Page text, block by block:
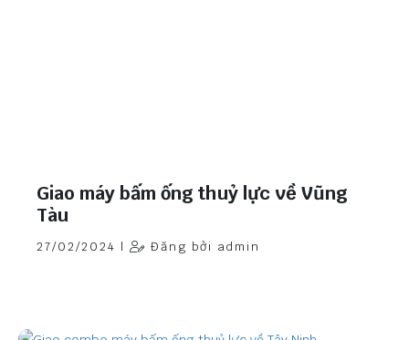
Giao máy bấm ống thuỷ lực về Vũng
Tàu
27/02/2024 | Đăng bởi admin